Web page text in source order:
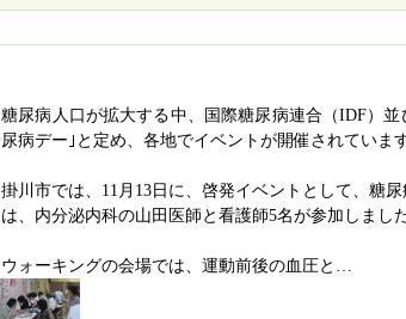
病人口が拡大する中、国際糖尿病連合（IDF）並
病デー｣と定め、各地でイベントが開催されています
市では、11月13日に、啓発イベントとして、糖
、内分泌内科の山田医師と看護師5名が参加しました
ーキングの会場では、運動前後の血圧と…